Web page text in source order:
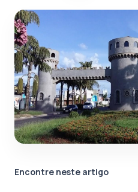
Encontre neste artigo